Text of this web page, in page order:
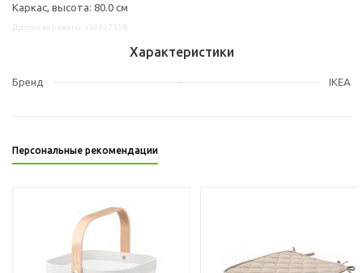
Каркас, высота: 80.0 см
Характеристики
Бренд IKEA
Персональные рекомендации